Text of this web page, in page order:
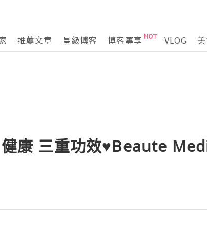
推薦文章 星級博客 博客專享 VLOG
三重功效♥Beaute